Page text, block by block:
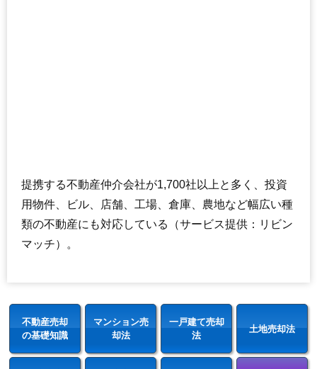
提携する不動産仲介会社が1,700社以上と多く、投資
用物件、ビル、店舗、工場、倉庫、農地など幅広い種
類の不動産にも対応している（サービス提供：リビン
マッチ）。
不動産売却
の基礎知識
マンション売
却法
一戸建て売却
法
土地売却法